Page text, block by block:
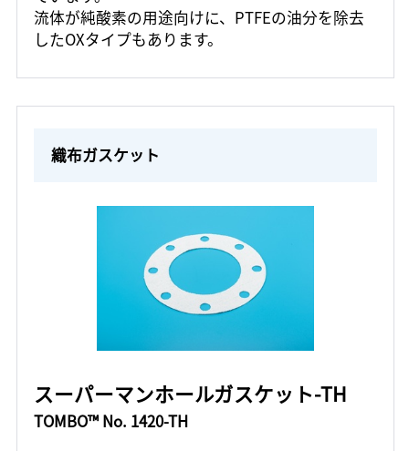
流体が純酸素の用途向けに、PTFEの油分を除去
したOXタイプもあります。
織布ガスケット
スーパーマンホールガスケット-TH
TOMBO™ No. 1420-TH